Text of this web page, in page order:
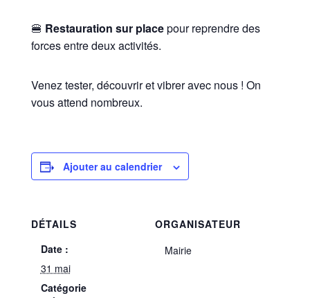
🍔 Restauration sur placepour reprendre des
forces entre deux activités.
Venez tester, découvrir et vibrer avec nous ! On
vous attend nombreux.
Ajouter au calendrier
DÉTAILS
Date :
31 mai
Catégorie
ORGANISATEUR
Mairie